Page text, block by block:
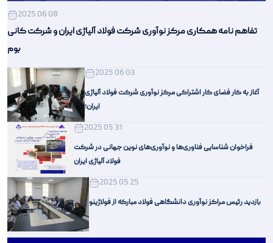
2025 06 08
تفاهم‌ نامه همکاری مرکز نوآوری شرکت فولاد آلیاژی ایران و شرکت کانی
بوم
2025 06 03
آغاز به کار فضای کار اشتراکی مرکز نوآوری شرکت فولاد آلیاژی
ایران؛
2025 05 31
فراخوان شناسایی فناوری‌ها و نوآوری‌های نوین جهانی در شرکت
فولاد آلیاژی ایران
2025 05 25
بازدید رئیس مراکز نوآوری دانشگاهی فولاد مبارکه از فولاژینو